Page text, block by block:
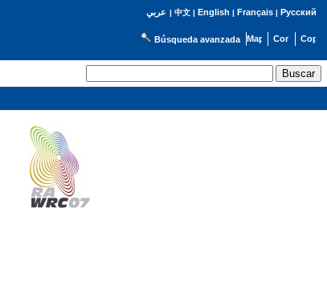
عربي | 中文| English | Français| Русский
Búsqueda avanzada